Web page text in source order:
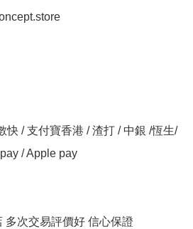
快 / 支付寶香港 / 渣打 / 中銀 /恆生/
/ Apple pay
多次交易評價好 信心保證